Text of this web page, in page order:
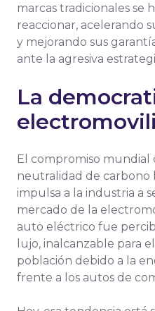
marcas tradicionales se
reaccionar, acelerando
y mejorando sus
ante la agresiva
La
El compromiso mundial
neutralidad de carbono
impulsa a la industria a
mercado de la
auto eléctrico fue
lujo, inalcanzable para
población debido a la
frente a los autos de